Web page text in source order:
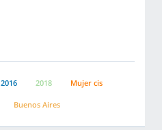
2016 2018 Mujer cis
Buenos Aires